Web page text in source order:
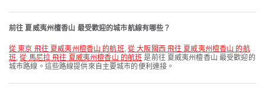
前往 夏威夷州檀香山 最受歡迎的城市航線有哪些？
從 東京 飛往 夏威夷州檀香山 的航班, 從 大阪關西 飛往 夏威夷州檀香山 的航
班,從 馬尼拉 飛往 夏威夷州檀香山 的航班 是前往 夏威夷州檀香山 最受歡迎的
城市路線。這些路線提供來自主要城市的便利連接。